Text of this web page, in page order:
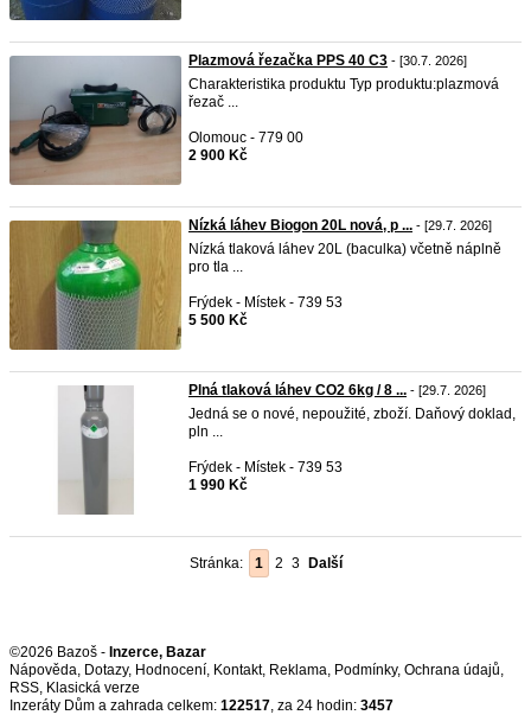
Plazmová řezačka PPS 40 C3 - [30.7. 2026]
Charakteristika produktu Typ produktu:plazmová
řezač ...
Olomouc - 779 00
2 900 Kč
Nízká láhev Biogon 20L nová, p ... - [29.7. 2026]
Nízká tlaková láhev 20L (baculka) včetně náplně
pro tla ...
Frýdek - Místek - 739 53
5 500 Kč
Plná tlaková láhev CO2 6kg / 8 ... - [29.7. 2026]
Jedná se o nové, nepoužité, zboží. Daňový doklad,
pln ...
Frýdek - Místek - 739 53
1 990 Kč
Stránka: 1 2 3 Další
©2026 Bazoš - Inzerce, Bazar
Nápověda, Dotazy, Hodnocení, Kontakt, Reklama, Podmínky, Ochrana údajů,
RSS,
Inzeráty Dům a zahrada celkem: 122517, za 24 hodin: 3457